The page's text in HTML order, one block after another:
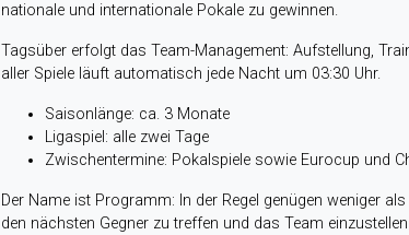
nationale und internationale Pokale zu gewinnen.
Tagsüber erfolgt das Team-Management: Aufstellung,
aller Spiele läuft automatisch jede Nacht um 03:30 Uhr.
Saisonlänge: ca. 3 Monate
Ligaspiel: alle zwei Tage
Zwischentermine: Pokalspiele sowie Eurocup und
Der Name ist Programm: In der Regel genügen weniger
den nächsten Gegner zu treffen und das Team